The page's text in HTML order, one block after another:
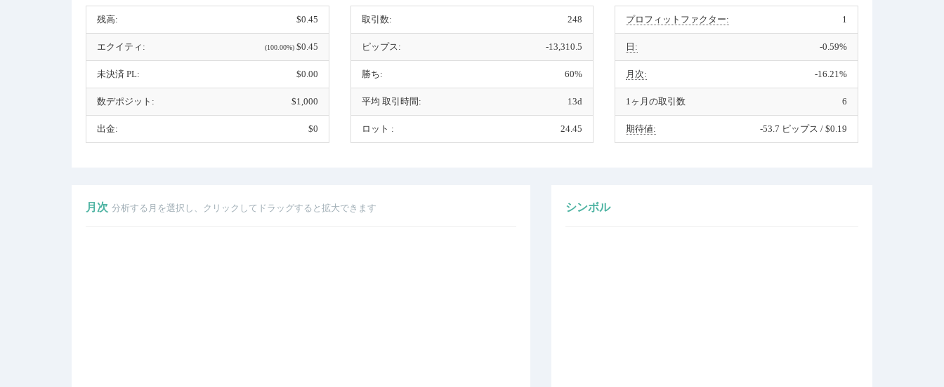
残高: $0.45
エクイティ: (100.00%)$0.45
未決済 PL: $0.00
数デポジット: $1,000
出金: $0
取引数: 248
ピップス: -13,310.5
勝ち: 60%
平均 取引時間: 13d
ロット : 24.45
プロフィットファクター: 1
日: -0.59%
月次: -16.21%
1ヶ月の取引数 6
期待値: -53.7 ピップス / $0.19
月次 分析する月を選択し、クリックしてドラッグすると拡大できます シンボル